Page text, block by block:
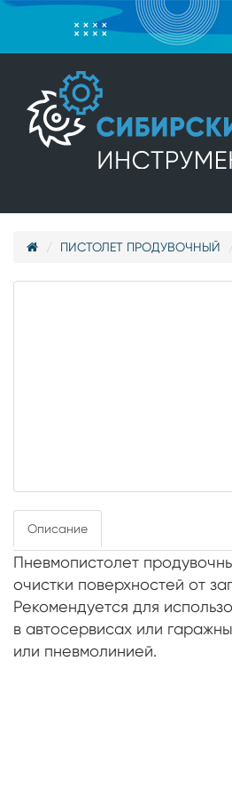
ПИСТОЛЕТ ПРОДУВОЧНЫЙ
Описание
Пневмопистолет
очистки поверхностей от
Рекомендуется для
в автосервисах или
или пневмолинией.